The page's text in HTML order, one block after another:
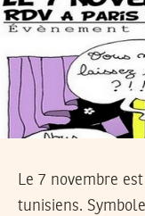
Le 7 novembre
tunisiens.